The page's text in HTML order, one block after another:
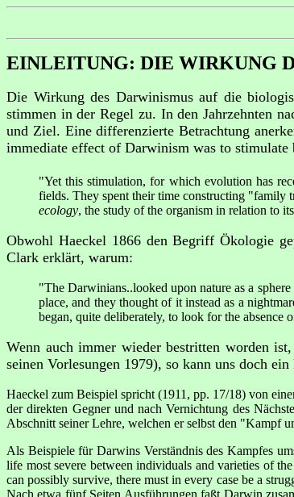
EINLEITUNG: DIE WIRKUNG
Die Wirkung des Darwinismus auf die
stimmen in der Regel zu. In den Jahrzehnten
und Ziel. Eine differenzierte Betrachtung
immediate effect of Darwinism was to
"Yet this stimulation, for which evolution has
fields. They spent their time constructing "family
ecology, the study of the organism in relation to
Obwohl Haeckel 1866 den Begriff Ökologie
Clark erklärt, warum:
"The Darwinians..looked upon nature as a
place, and they thought of it instead as a
began, quite deliberately, to look for the absence
Wenn auch immer wieder bestritten worden
seinen Vorlesungen 1979), so kann uns doch
Haeckel zum Beispiel spricht (1911, pp. 17/18) von
der direkten Gegner und nach Vernichtung des
Abschnitt seiner Lehre, welchen er selbst den "Kampf
Als Beispiele für Darwins Verständnis des Kampfes
life most severe between individuals and varieties of
can possibly survive, there must in every case be a